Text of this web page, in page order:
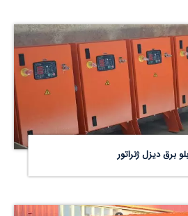
برق دیزل ژنراتور